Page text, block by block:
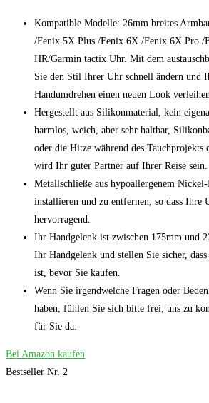
Kompatible Modelle: 26mm breites
/Fenix 5X Plus /Fenix 6X /Fenix 6X Pro /
HR/Garmin tactix Uhr. Mit dem
Sie den Stil Ihrer Uhr schnell ändern und
Handumdrehen einen neuen Look verleihen.
Hergestellt aus Silikonmaterial, kein
harmlos, weich, aber sehr haltbar,
oder die Hitze während des Tauchprojekts
wird Ihr guter Partner auf Ihrer Reise sein.
Metallschließe aus hypoallergenem
installieren und zu entfernen, so dass Ihre
hervorragend.
Ihr Handgelenk ist zwischen 175mm und
Ihr Handgelenk und stellen Sie sicher, dass
ist, bevor Sie kaufen.
Wenn Sie irgendwelche Fragen oder
haben, fühlen Sie sich bitte frei, uns zu
für Sie da.
Bei Amazon kaufen
Bestseller Nr. 2